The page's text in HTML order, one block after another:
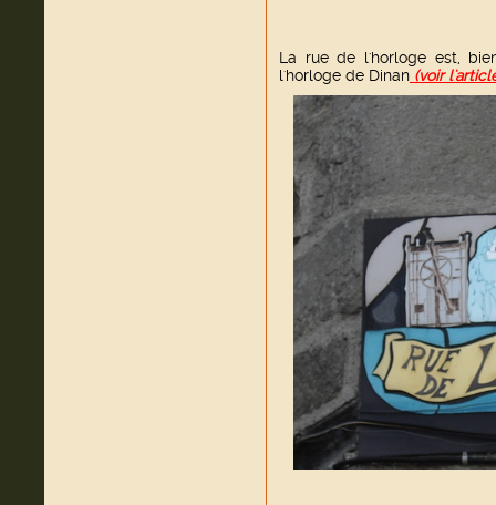
La rue de l'horloge est,
l'horloge de Dinan (voir